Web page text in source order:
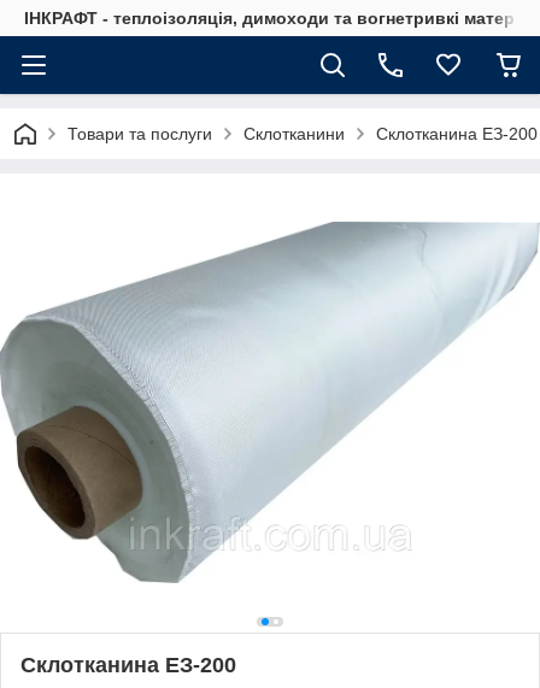
ІНКРАФТ - теплоізоляція, димоходи та вогнетривкі
Товари та послуги Склотканини Склотканина ЕЗ-200
Склотканина ЕЗ-200